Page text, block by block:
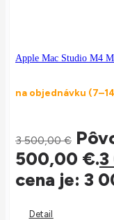
Apple
na objednávku
3 500,00€
500,00 €.
cena je: 3
Detail